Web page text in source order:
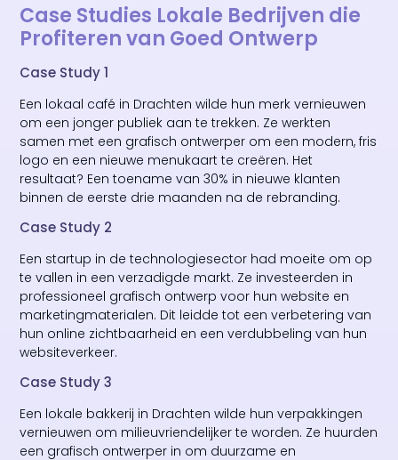
Case Studies Lokale Bedrijven die
Profiteren van Goed Ontwerp
Case Study 1
Een lokaal café in Drachten wilde hun merk vernieuwen
om een jonger publiek aan te trekken. Ze werkten
samen met een grafisch ontwerper om een modern, fris
logo en een nieuwe menukaart te creëren. Het
resultaat? Een toename van 30% in nieuwe klanten
binnen de eerste drie maanden na de rebranding.
Case Study 2
Een startup in de technologiesector had moeite om op
te vallen in een verzadigde markt. Ze investeerden in
professioneel grafisch ontwerp voor hun website en
marketingmaterialen. Dit leidde tot een verbetering van
hun online zichtbaarheid en een verdubbeling van hun
websiteverkeer.
Case Study 3
Een lokale bakkerij in Drachten wilde hun verpakkingen
vernieuwen om milieuvriendelijker te worden. Ze huurden
een grafisch ontwerper in om duurzame en